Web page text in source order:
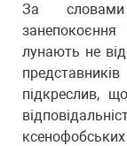
За
лунають не
підкреслив,